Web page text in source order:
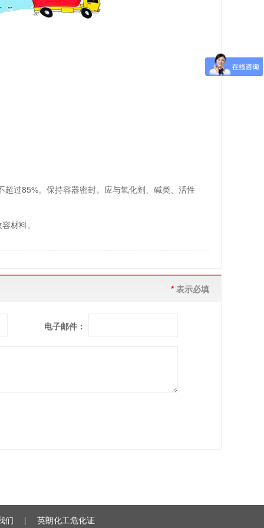
过85%。保持容器密封。应与氧化剂、碱类、活性
材料。
* 表示必填
电子邮件：
们 | 英朗化工危化证